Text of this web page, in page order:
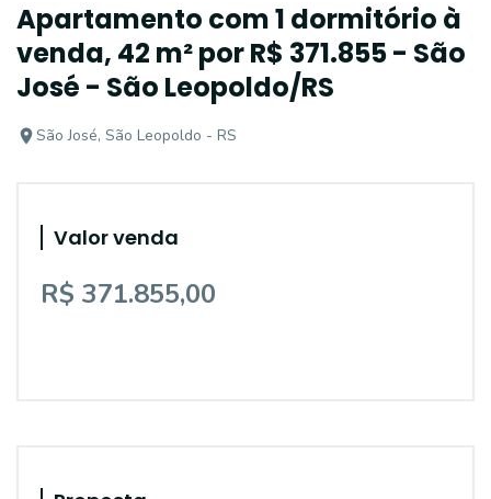
Apartamento com 1 dormitório à
venda, 42 m² por R$ 371.855 - São
José - São Leopoldo/RS
São José, São Leopoldo - RS
Valor venda
R$ 371.855,00